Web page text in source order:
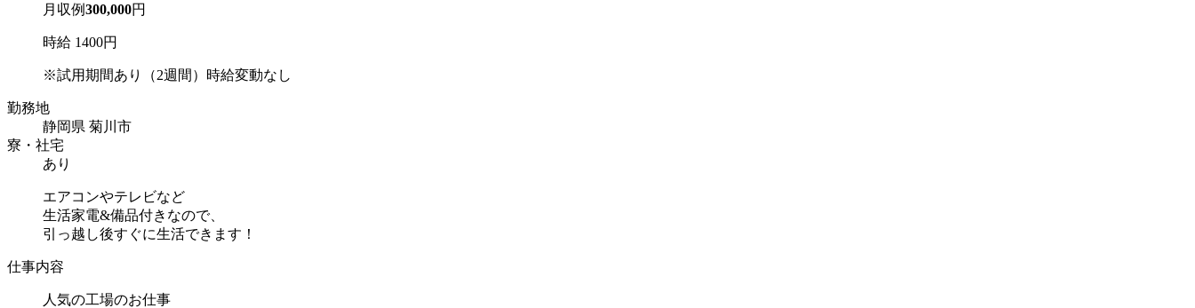
月収例300,000円
時給 1400円
※試用期間あり（2週間）時給変動なし
勤務地
静岡県 菊川市
寮・社宅
あり
エアコンやテレビなど
生活家電&備品付きなので、
引っ越し後すぐに生活できます！
仕事内容
人気の工場のお仕事